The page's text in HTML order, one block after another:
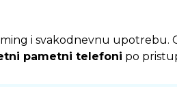
i svakodnevnu upotrebu.
pametni telefoni po